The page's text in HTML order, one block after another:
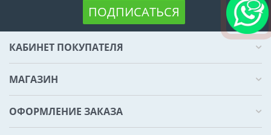
ПОДПИСАТЬСЯ
КАБИНЕТ ПОКУПАТЕЛЯ
МАГАЗИН
ОФОРМЛЕНИЕ ЗАКАЗА